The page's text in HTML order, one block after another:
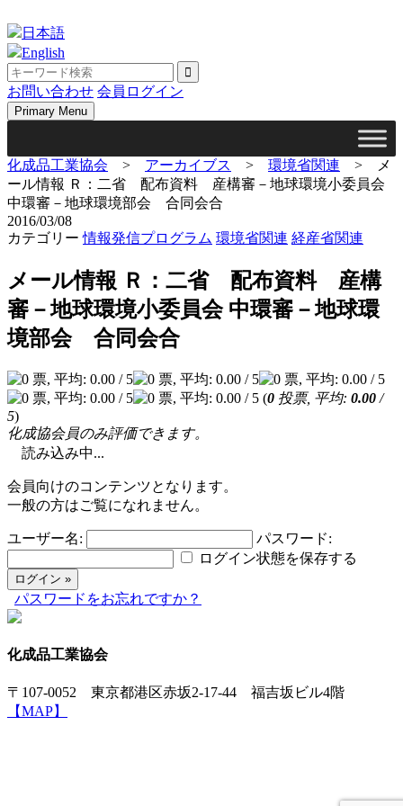
to
content
日本語
English
お問い合わせ 会員ログイン
Primary Menu
化成品工業協会 > アーカイブス > 環境省関連 >
メ
ール情報 Ｒ：二省 配布資料 産構審－地球環境小委員会
中環審－地球環境部会 合同会合
2016/03/08
カテゴリー情報発信プログラム 環境省関連 経産省関連
メール情報 Ｒ：二省 配布資料 産構
審－地球環境小委員会 中環審－地球環
境部会 合同会合
(0 投票, 平均: 0.00 /
5)
化成協会員のみ評価できます。
読み込み中...
会員向けのコンテンツとなります。
一般の方はご覧になれません。
ユーザー名:
パスワード:
ログイン状態を保存する
パスワードをお忘れですか？
化成品工業協会
〒107-0052 東京都港区赤坂2-17-44 福吉坂ビル4階
【MAP】